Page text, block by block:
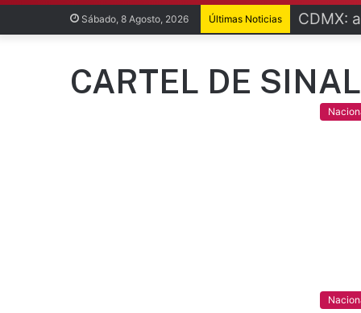
Sábado, 8 Agosto, 2026 Últimas Noticias CDMX:
CARTEL DE